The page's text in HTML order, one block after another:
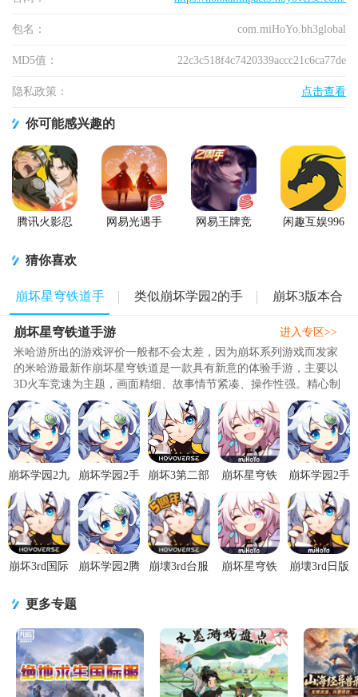
包名： com.miHoYo.bh3global
MD5值： 22c3c518f4c7420339accc21c6ca77de
隐私政策： 点击查看
你可能感兴趣的
腾讯火影忍
网易光遇手
网易王牌竞
闲趣互娱996
猜你喜欢
崩坏星穹铁道手
游
类似崩坏学园2的手 崩坏3版本合
集
崩坏星穹铁道手游
米哈游所出的游戏评价一般都不会太差，因为崩坏系列游戏而发家
的米哈游最新作崩坏星穹铁道是一款具有新意的体验手游，主要以
3D火车竞速为主题，画面精细、故事情节紧凑、操作性强。精心制
作的场景包含了海军、雪山、夕阳以及星光夜空等众多场景，加上
考验各方手法的多变道具，能够带给你不一样的刺激感受。j9p下载
站为喜玩崩坏游戏的朋友带来崩坏星穹铁道手游下载，包含了崩坏
星穹铁道测试版，崩坏星穹铁道官方版，崩坏星穹铁..
进入专区>>
崩坏学园2九
游版下载
v13.2.8 渠道
服
崩坏学园2手
游B站版
v13.2.8 手机
版
崩坏3第二部
海外服
(Honkai
Impact
3rd)v8.8.0
谷歌最新版
崩坏星穹铁
道私服
v4.2.0 自定
义版本
崩坏学园2手
游下载
v13.2.8 最新
版
崩坏3rd国际
Impact
3rd)v8.9.0
安卓最新版
崩坏学园2腾
崩壊3rd台服
崩坏星穹铁
崩壊3rd日版
更多专题